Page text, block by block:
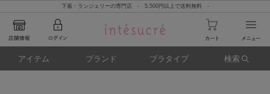
下着・ランジェリーの専門店 - 5,500円以上で送料無料 -
アイテム ブランド ブラタイプ 検索